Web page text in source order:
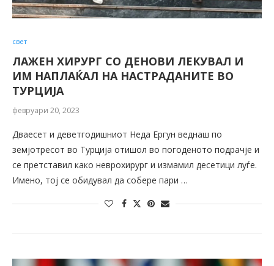
свет
ЛАЖЕН ХИРУРГ СО ДЕНОВИ ЛЕКУВАЛ И
ИМ НАПЛАЌАЛ НА НАСТРАДАНИТЕ ВО
ТУРЦИЈА
февруари 20, 2023
Дваесет и деветгодишниот Неда Ергун веднаш по
земјотресот во Турција отишол во погоденото подрачје и
се претставил како неврохирург и измамил десетици луѓе.
Имено, тој се обидувал да собере пари …